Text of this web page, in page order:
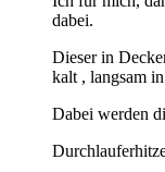
dabei.
Dieser in
kalt , langsam
Dabei werden